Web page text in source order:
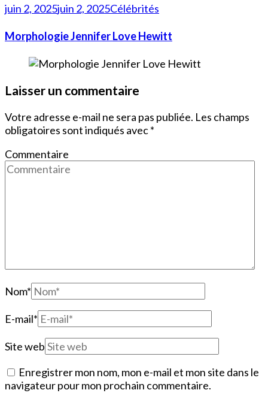
juin 2, 2025juin 2, 2025Célébrités
Morphologie Jennifer Love Hewitt
Laisser un commentaire
Votre adresse e-mail ne sera pas publiée. Les champs
obligatoires sont indiqués avec*
Commentaire
Nom*
E-mail*
Site web
Enregistrer mon nom, mon e-mail et mon site dans le
navigateur pour mon prochain commentaire.